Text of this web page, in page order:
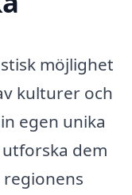
möjlighet
kulturer och
egen unika
dem